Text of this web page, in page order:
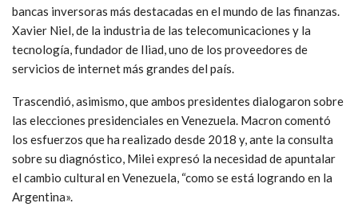
bancas inversoras más destacadas en el mundo de las finanzas.
Xavier Niel, de la industria de las telecomunicaciones y la
tecnología, fundador de Iliad, uno de los proveedores de
servicios de internet más grandes del país.
Trascendió, asimismo, que ambos presidentes dialogaron sobre
las elecciones presidenciales en Venezuela. Macron comentó
los esfuerzos que ha realizado desde 2018 y, ante la consulta
sobre su diagnóstico, Milei expresó la necesidad de apuntalar
el cambio cultural en Venezuela, “como se está logrando en la
Argentina».